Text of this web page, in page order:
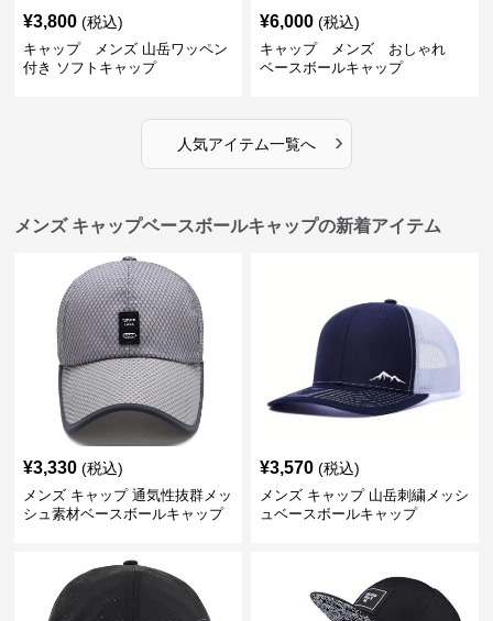
¥3,800 (税込)
キャップ メンズ 山岳ワッペン
付き ソフトキャップ
¥6,000 (税込)
キャップ メンズ おしゃれ
ベースボールキャップ
人気アイテム一覧へ ›
メンズ キャップベースボールキャップの新着アイテム
¥3,330 (税込)
メンズ キャップ 通気性抜群メッ
シュ素材ベースボールキャップ
¥3,570 (税込)
メンズ キャップ 山岳刺繍メッシ
ュベースボールキャップ